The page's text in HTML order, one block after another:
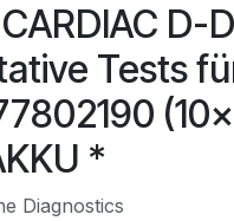
D-
Tests
*
Diagnostics